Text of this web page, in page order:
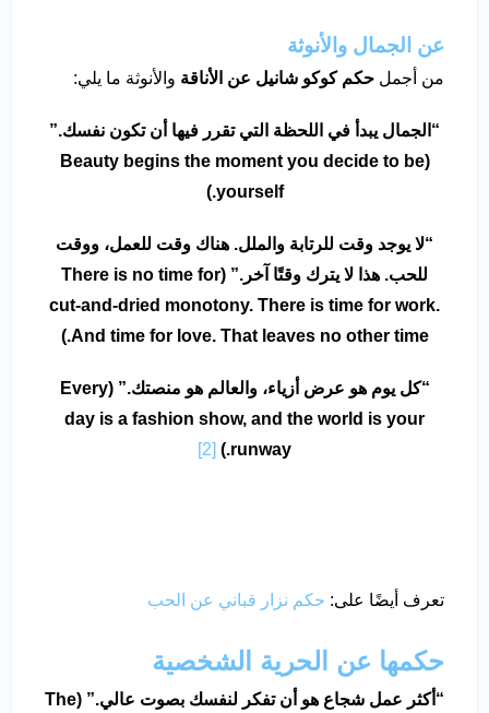
عن الجمال والأنوثة
من أجمل حكم كوكو شانيل عن الأناقة والأنوثة ما يلي:
“الجمال يبدأ في اللحظة التي تقرر فيها أن تكون نفسك.”
(Beauty begins the moment you decide to be
yourself.)
“لا يوجد وقت للرتابة والملل. هناك وقت للعمل، ووقت
للحب. هذا لا يترك وقتًا آخر.” (There is no time for
cut-and-dried monotony. There is time for work.
And time for love. That leaves no other time.)
“كل يوم هو عرض أزياء، والعالم هو منصتك.” (Every
day is a fashion show, and the world is your
runway.)
[2]
تعرف أيضًا على: حكم نزار قباني عن الحب
حكمها عن الحرية الشخصية
“أكثر عمل شجاع هو أن تفكر لنفسك بصوت عالي.” (The